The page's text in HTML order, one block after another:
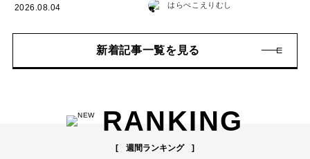
2026.08.04 はらぺこえりむし
新着記事一覧を見る
RANKING
週間ランキング